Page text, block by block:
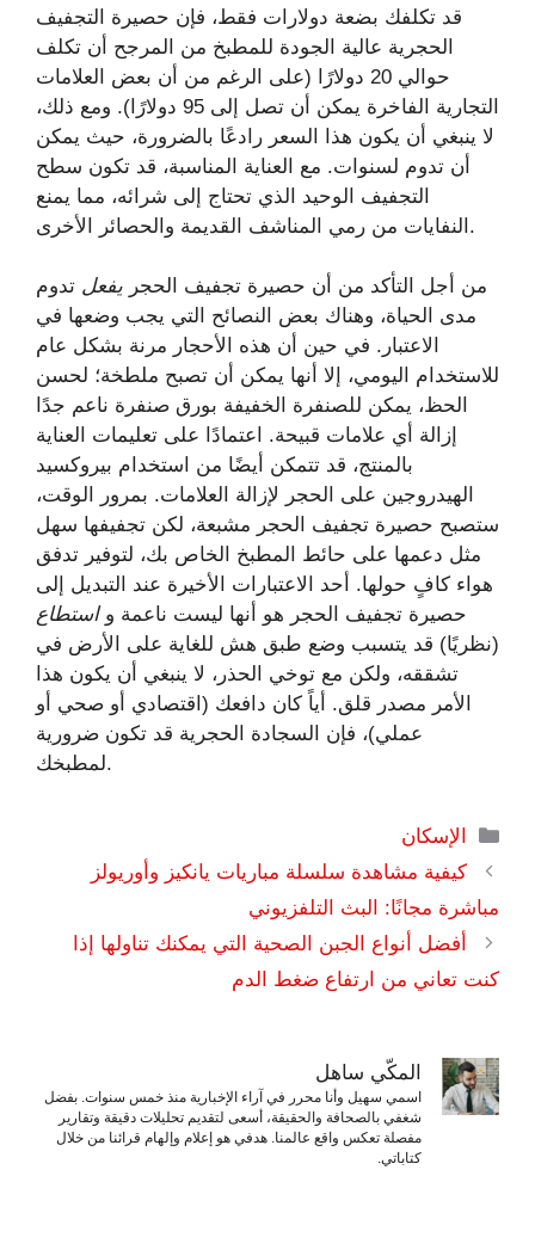
قد تكلفك بضعة دولارات فقط، فإن حصيرة التجفيف
الحجرية عالية الجودة للمطبخ من المرجح أن تكلف
حوالي 20 دولارًا (على الرغم من أن بعض العلامات
التجارية الفاخرة يمكن أن تصل إلى 95 دولارًا). ومع ذلك،
لا ينبغي أن يكون هذا السعر رادعًا بالضرورة، حيث يمكن
أن تدوم لسنوات. مع العناية المناسبة، قد تكون سطح
التجفيف الوحيد الذي تحتاج إلى شرائه، مما يمنع
النفايات من رمي المناشف القديمة والحصائر الأخرى.
من أجل التأكد من أن حصيرة تجفيف الحجر يفعل تدوم
مدى الحياة، وهناك بعض النصائح التي يجب وضعها في
الاعتبار. في حين أن هذه الأحجار مرنة بشكل عام
للاستخدام اليومي، إلا أنها يمكن أن تصبح ملطخة؛ لحسن
الحظ، يمكن للصنفرة الخفيفة بورق صنفرة ناعم جدًا
إزالة أي علامات قبيحة. اعتمادًا على تعليمات العناية
بالمنتج، قد تتمكن أيضًا من استخدام بيروكسيد
الهيدروجين على الحجر لإزالة العلامات. بمرور الوقت،
ستصبح حصيرة تجفيف الحجر مشبعة، لكن تجفيفها سهل
مثل دعمها على حائط المطبخ الخاص بك، لتوفير تدفق
هواء كافٍ حولها. أحد الاعتبارات الأخيرة عند التبديل إلى
حصيرة تجفيف الحجر هو أنها ليست ناعمة واستطاع
(نظريًا) قد يتسبب وضع طبق هش للغاية على الأرض في
تشققه، ولكن مع توخي الحذر، لا ينبغي أن يكون هذا
الأمر مصدر قلق. أياً كان دافعك (اقتصادي أو صحي أو
عملي)، فإن السجادة الحجرية قد تكون ضرورية
لمطبخك.
التصنيفات
الإسكان
كيفية مشاهدة سلسلة مباريات يانكيز وأوريولز
مباشرة مجانًا: البث التلفزيوني
أفضل أنواع الجبن الصحية التي يمكنك تناولها إذا
كنت تعاني من ارتفاع ضغط الدم
المكّي ساهل
اسمي سهيل وأنا محرر في آراء الإخبارية منذ خمس سنوات. بفضل
شغفي بالصحافة والحقيقة، أسعى لتقديم تحليلات دقيقة وتقارير
مفصلة تعكس واقع عالمنا. هدفي هو إعلام وإلهام قرائنا من خلال
كتاباتي.